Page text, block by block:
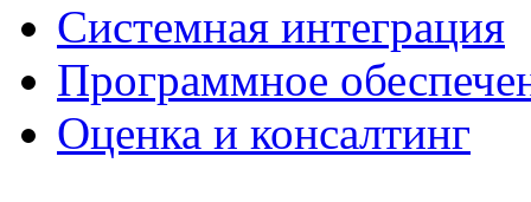
Системная интеграция
Программное
Оценка и консалтинг